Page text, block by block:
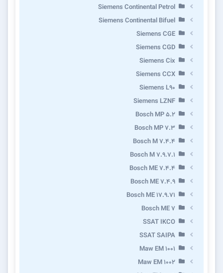
Siemens Continental Petrol
Siemens Continental Bifuel
Siemens CGE
Siemens CGD
Siemens Cix
Siemens CCX
Siemens L90
Siemens LZNF
Bosch MP 5.2
Bosch MP 7.3
Bosch M 7.4.4
Bosch M 7.9.7.1
Bosch ME 7.4.4
Bosch ME 7.4.9
Bosch ME 17.9.71
Bosch ME 7
SSAT IKCO
SSAT SAIPA
Maw EM 1001
Maw EM 1002